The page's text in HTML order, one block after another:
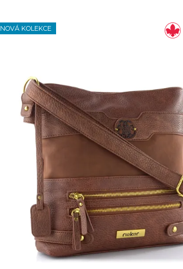
NOVÁ KOLEKCE